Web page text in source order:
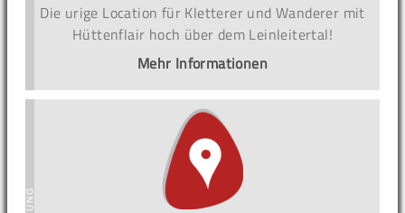
Die urige Location für Kletterer und Wanderer mit
Hüttenflair hoch über dem Leinleitertal!
Mehr Informationen